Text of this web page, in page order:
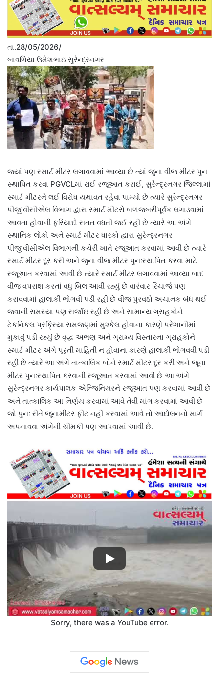
તા.28/05/2026/
બાવળિયા ઉમેશભાઇ સુરેન્દ્રનગર
જ્યાં પણ સ્માર્ટ મીટર લગાવવામાં આવ્યા છે ત્યાં જુના વીજ મીટર પુન
સ્થાપિત કરવા PGVCLમાં રાઈ રજૂઆત કરાઈ, સુરેેન્દ્રનગર જિલ્લામાં
સ્માર્ટ મીટરને લઈ વિરોધ યથાવત રહેવા પામ્યો છે ત્યારે સુરેેન્દ્રનગર
પીજીવીસીએલ વિભાગ દ્વારા સ્માર્ટ મીટરો બળજબરીપૂર્વક લગાડવામાં
આવતા હોવાની ફરિયાદો સતત વધતી જઈ રહી છે ત્યારે આ અંગે
સ્થાનિક લોકો અને સ્માર્ટ મીટર ધારકો દ્વારા સુરેન્દ્રનગર
પીજીવીસીએલ વિભાગની કચેરી ખાતે રજૂઆત કરવામાં આવી છે ત્યારે
સ્માર્ટ મીટર દૂર કરી અને જુના વીજ મીટર પુનઃસ્થાપિત કરવા માટે
રજૂઆત કરવામાં આવી છે ત્યારે સ્માર્ટ મીટર લગાવવામાં આવ્યા બાદ
વીજ વપરાશ કરતાં વધુ બિલ આવી રહ્યું છે વારંવાર રિચાર્જ પણ
કરાવવામાં હાલાકી ભોગવી પડી રહી છે વીજ પુરવઠો અચાનક બંધ થઈ
જવાની સમસ્યા પણ સર્જાઇ રહી છે અને સામાન્ય ગ્રાહકોને
ટેકનિકલ પ્રક્રિયા સમજણમાં મુશ્કેલ હોવાના કારણે પરેશાનીમાં
મુકાવું પડી રહ્યું છે વૃદ્ધ અભણ અને ગ્રામ્ય વિસ્તારના ગ્રાહકોને
સ્માર્ટ મીટર અંગે પૂરતી માહિતી ન હોવાના કારણે હાલાકી ભોગવવી પડી
રહી છે ત્યારે આ અંગે તાત્કાલિક બોને સ્માર્ટ મીટર દૂર કરી અને જૂના
મીટર પુનઃસ્થાપિત કરવાની રજૂઆત કરવામાં આવી છે આ અંગે
સુરેન્દ્રનગર કાર્યપાલક એન્જિનિયરને રજૂઆત પણ કરવામાં આવી છે
અને તાત્કાલિક આ નિર્ણય કરવામાં આવે તેવી માંગ કરવામાં આવી છે
જો પુનઃ રીતે જૂનામીટર ફીટ નહીં કરવામાં આવે તો આંદોલનનો માર્ગ
અપનાવવા અંગેની ચીમકી પણ આપવામાં આવી છે.
Sorry, there was a YouTube error.